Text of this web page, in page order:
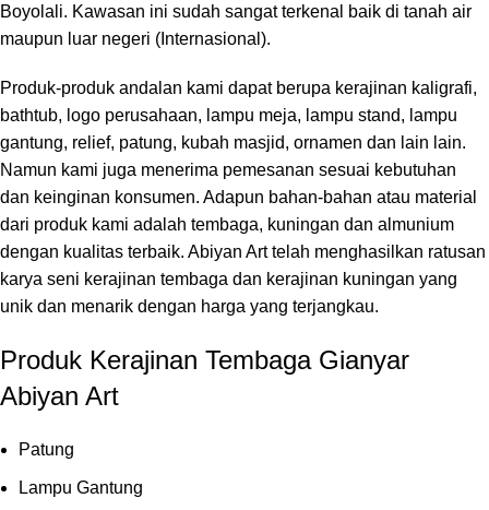
Boyolali. Kawasan ini sudah sangat terkenal baik di tanah air
maupun luar negeri (Internasional).
Produk-produk andalan kami dapat berupa kerajinan kaligrafi,
bathtub, logo perusahaan, lampu meja, lampu stand, lampu
gantung, relief, patung, kubah masjid, ornamen dan lain lain.
Namun kami juga menerima pemesanan sesuai kebutuhan
dan keinginan konsumen. Adapun bahan-bahan atau material
dari produk kami adalah tembaga, kuningan dan almunium
dengan kualitas terbaik. Abiyan Art telah menghasilkan ratusan
karya seni kerajinan tembaga dan kerajinan kuningan yang
unik dan menarik dengan harga yang terjangkau.
Produk Kerajinan Tembaga Gianyar
Abiyan Art
Patung
Lampu Gantung